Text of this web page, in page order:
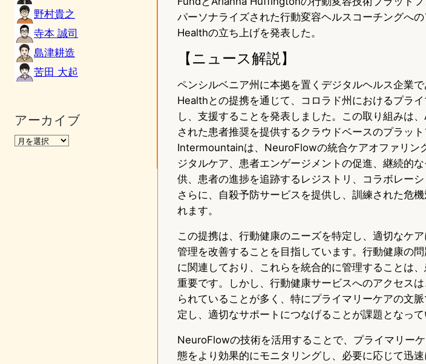
野村貴之
寺本 誠司
島津耕造
苦田 大起
アーカイブ
パーソナライズされた行動変容ヘルスコーチングへ
Healthの立ち上げを発表した。
【ニュース解説】
ペンシルベニア州に本拠を置くデジタルヘルス企業
Healthとの提携を通じて、コロラド州におけるプラ
し、支援することを発表しました。この取り組みは
された患者推奨を提供するクラウドベースのプラッ
Intermountainは、NeuroFlowの統合ケアオファリン
ジタルケア、患者エンゲージメントの促進、継続的
供、患者の進捗を追跡するレジストリ、コラボレー
さらに、自殺予防サービスを提供し、訓練された危
れます。
この提携は、行動健康のニーズを特定し、適切なケ
管理を改善することを目指しています。行動健康の
に関連しており、これらを統合的に管理することは
重要です。しかし、行動健康サービスへのアクセス
られていることが多く、特にプライマリーケアの文
定し、適切なサポートにつなげることが課題となって
NeuroFlowの技術を活用することで、プライマリー
態をより効果的にモニタリングし、必要に応じて迅